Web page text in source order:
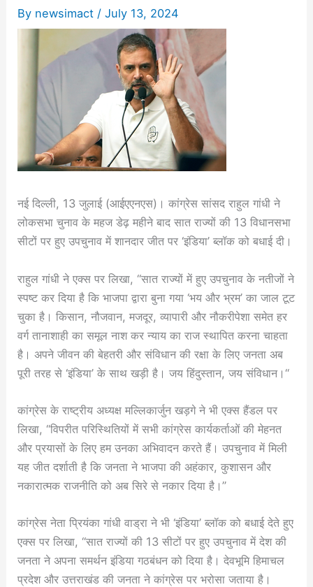
By newsimact /July 13, 2024
नई दिल्ली, 13 जुलाई (आईएएनएस)। कांग्रेस सांसद राहुल गांधी ने
लोकसभा चुनाव के महज डेढ़ महीने बाद सात राज्यों की 13 विधानसभा
सीटों पर हुए उपचुनाव में शानदार जीत पर ‘इंडिया’ ब्लॉक को बधाई दी।
राहुल गांधी ने एक्स पर लिखा, “सात राज्यों में हुए उपचुनाव के नतीजों ने
स्पष्ट कर दिया है कि भाजपा द्वारा बुना गया ‘भय और भ्रम’ का जाल टूट
चुका है। किसान, नौजवान, मजदूर, व्यापारी और नौकरीपेशा समेत हर
वर्ग तानाशाही का समूल नाश कर न्याय का राज स्थापित करना चाहता
है। अपने जीवन की बेहतरी और संविधान की रक्षा के लिए जनता अब
पूरी तरह से ‘इंडिया’ के साथ खड़ी है। जय हिंदुस्तान, जय संविधान।“
कांग्रेस के राष्ट्रीय अध्यक्ष मल्लिकार्जुन खड़गे ने भी एक्स हैंडल पर
लिखा, “विपरीत परिस्थितियों में सभी कांग्रेस कार्यकर्ताओं की मेहनत
और प्रयासों के लिए हम उनका अभिवादन करते हैं। उपचुनाव में मिली
यह जीत दर्शाती है कि जनता ने भाजपा की अहंकार, कुशासन और
नकारात्मक राजनीति को अब सिरे से नकार दिया है।”
कांग्रेस नेता प्रियंका गांधी वाड्रा ने भी ‘इंडिया’ ब्लॉक को बधाई देते हुए
एक्स पर लिखा, “सात राज्यों की 13 सीटों पर हुए उपचुनाव में देश की
जनता ने अपना समर्थन इंडिया गठबंधन को दिया है। देवभूमि हिमाचल
प्रदेश और उत्तराखंड की जनता ने कांग्रेस पर भरोसा जताया है।